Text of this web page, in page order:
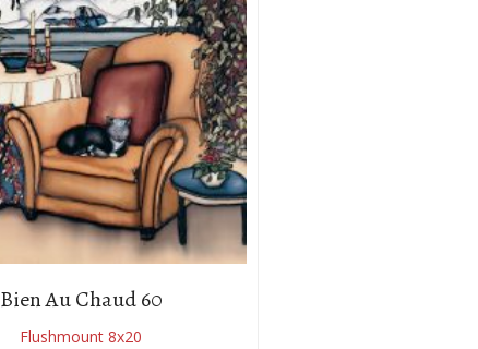
Bien Au Chaud 60
Flushmount 8x20